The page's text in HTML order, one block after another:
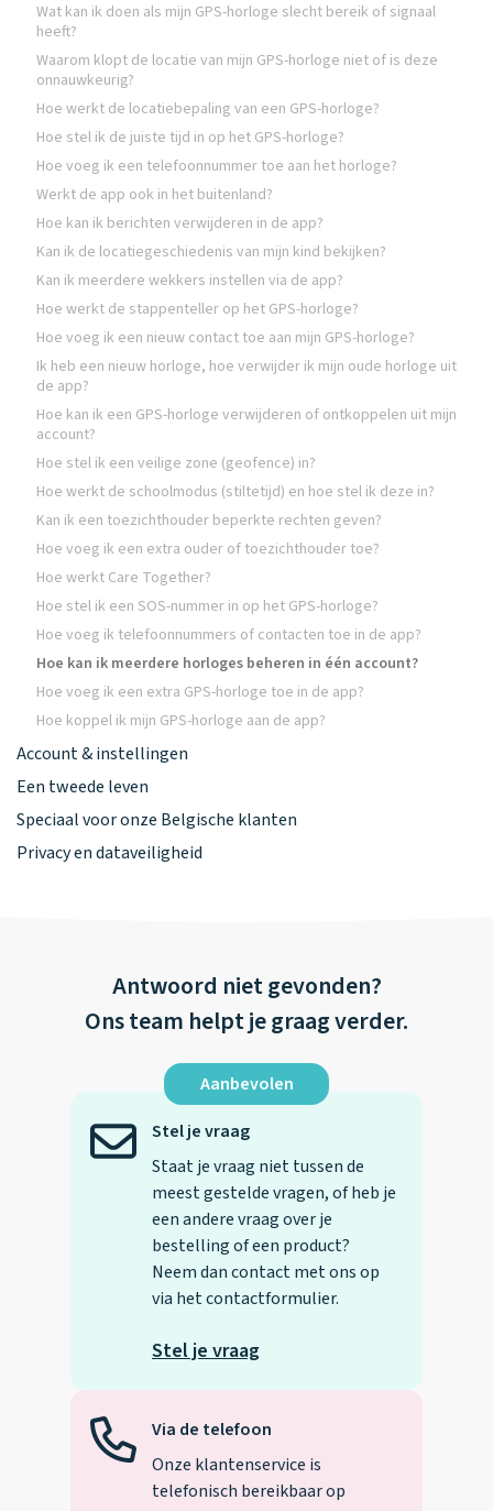
Wat kan ik doen als mijn GPS-horloge slecht bereik of signaal
heeft?
Waarom klopt de locatie van mijn GPS-horloge niet of is deze
onnauwkeurig?
Hoe werkt de locatiebepaling van een GPS-horloge?
Hoe stel ik de juiste tijd in op het GPS-horloge?
Hoe voeg ik een telefoonnummer toe aan het horloge?
Werkt de app ook in het buitenland?
Hoe kan ik berichten verwijderen in de app?
Kan ik de locatiegeschiedenis van mijn kind bekijken?
Kan ik meerdere wekkers instellen via de app?
Hoe werkt de stappenteller op het GPS-horloge?
Hoe voeg ik een nieuw contact toe aan mijn GPS-horloge?
Ik heb een nieuw horloge, hoe verwijder ik mijn oude horloge uit
de app?
Hoe kan ik een GPS-horloge verwijderen of ontkoppelen uit mijn
account?
Hoe stel ik een veilige zone (geofence) in?
Hoe werkt de schoolmodus (stiltetijd) en hoe stel ik deze in?
Kan ik een toezichthouder beperkte rechten geven?
Hoe voeg ik een extra ouder of toezichthouder toe?
Hoe werkt Care Together?
Hoe stel ik een SOS-nummer in op het GPS-horloge?
Hoe voeg ik telefoonnummers of contacten toe in de app?
Hoe kan ik meerdere horloges beheren in één account?
Hoe voeg ik een extra GPS-horloge toe in de app?
Hoe koppel ik mijn GPS-horloge aan de app?
Account & instellingen
Een tweede leven
Speciaal voor onze Belgische klanten
Privacy en dataveiligheid
Antwoord niet gevonden?
Ons team helpt je graag verder.
Via de telefoon
Onze klantenservice is
telefonisch bereikbaar op
Aanbevolen
Stel je vraag
Staat je vraag niet tussen de
meest gestelde vragen, of heb je
een andere vraag over je
bestelling of een product?
Neem dan contact met ons op
via het contactformulier.
Stel je vraag